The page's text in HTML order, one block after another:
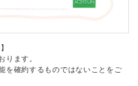
ります。
を確約するものではないことをご